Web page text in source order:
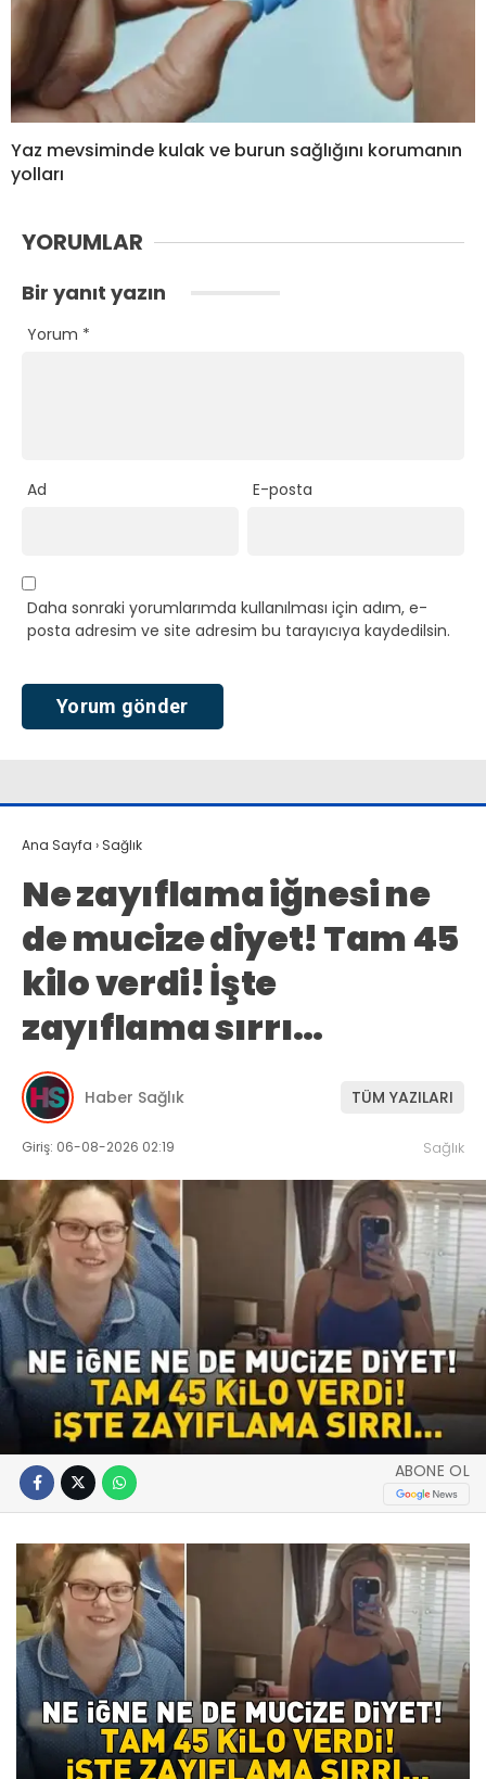
Yaz mevsiminde kulak ve burun sağlığını korumanın
yolları
YORUMLAR
Bir yanıt yazın
Yorum *
Ad E-posta
Daha sonraki yorumlarımda kullanılması için adım, e-
posta adresim ve site adresim bu tarayıcıya kaydedilsin.
Ana Sayfa › Sağlık
Ne zayıflama iğnesi ne
de mucize diyet! Tam 45
kilo verdi! İşte
zayıflama sırrı…
Haber Sağlık TÜM YAZILARI
Giriş: 06-08-2026 02:19 Sağlık
ABONE OL